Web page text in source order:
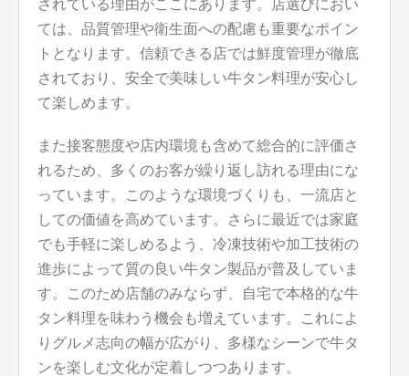
されている理由がここにあります。店選びにおい
ては、品質管理や衛生面への配慮も重要なポイン
トとなります。信頼できる店では鮮度管理が徹底
されており、安全で美味しい牛タン料理が安心し
て楽しめます。
また接客態度や店内環境も含めて総合的に評価さ
れるため、多くのお客が繰り返し訪れる理由にな
っています。このような環境づくりも、一流店と
しての価値を高めています。さらに最近では家庭
でも手軽に楽しめるよう、冷凍技術や加工技術の
進歩によって質の良い牛タン製品が普及していま
す。このため店舗のみならず、自宅で本格的な牛
タン料理を味わう機会も増えています。これによ
りグルメ志向の幅が広がり、多様なシーンで牛タ
ンを楽しむ文化が定着しつつあります。